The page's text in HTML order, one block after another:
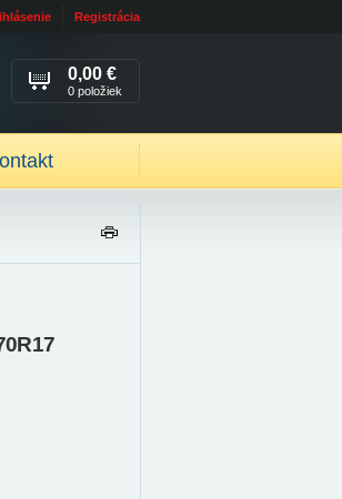
Registrácia
0,00 €
0 položiek
IŤ